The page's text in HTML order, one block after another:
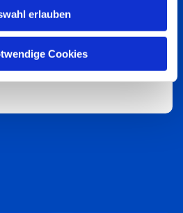
erlauben
Cookies